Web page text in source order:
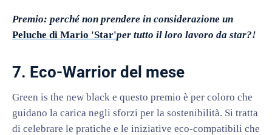
Premio: perché non prendere in considerazione un
Peluche di Mario 'Star'per tutto il loro lavoro da star?!
7. Eco-Warrior del mese
Green is the new black e questo premio è per coloro che
guidano la carica negli sforzi per la sostenibilità. Si tratta
di celebrare le pratiche e le iniziative eco-compatibili che